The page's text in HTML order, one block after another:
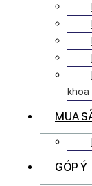
khoa
MUA
GÓP Ý